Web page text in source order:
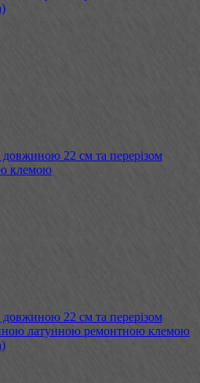
22 см та перерізом
клемою
22 см та перерізом
латунною ремонтною клемою